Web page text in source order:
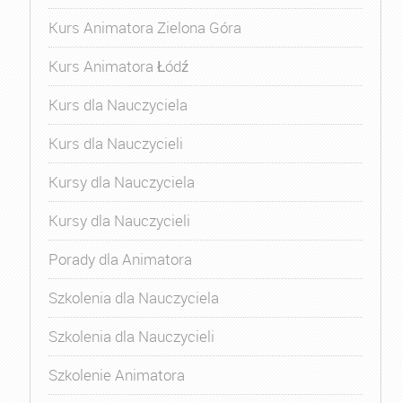
Kurs Animatora Zielona Góra
Kurs Animatora Łódź
Kurs dla Nauczyciela
Kurs dla Nauczycieli
Kursy dla Nauczyciela
Kursy dla Nauczycieli
Porady dla Animatora
Szkolenia dla Nauczyciela
Szkolenia dla Nauczycieli
Szkolenie Animatora